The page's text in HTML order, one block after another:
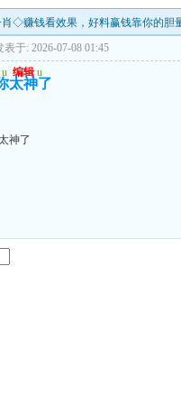
◇赚钱看效果，好料赢钱靠你的胆
表于: 2026-07-08 01:45
u 编辑 u
太神了
神了